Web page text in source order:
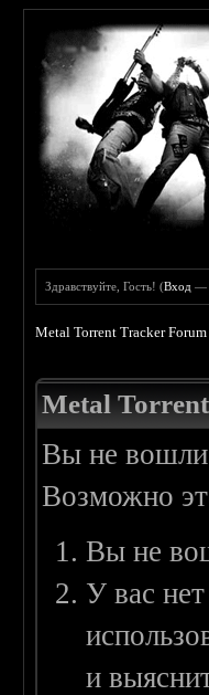
Здравствуйте, Гость! (Вход
Metal Torrent Tracker Forum
Metal
Вы не вошли
Возможно
Вы не
У вас
и